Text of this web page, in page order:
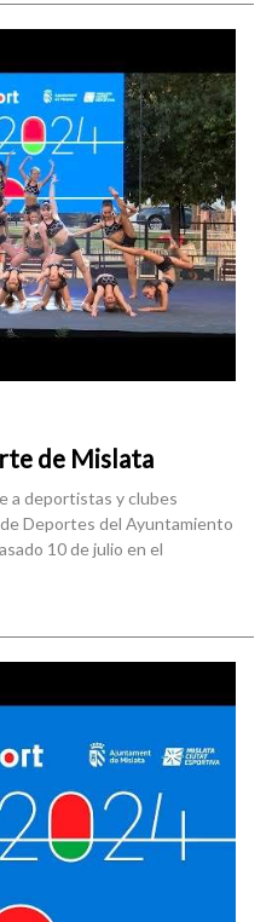
de Mislata
a deportistas y clubes
Deportes del Ayuntamiento
10 de julio en el